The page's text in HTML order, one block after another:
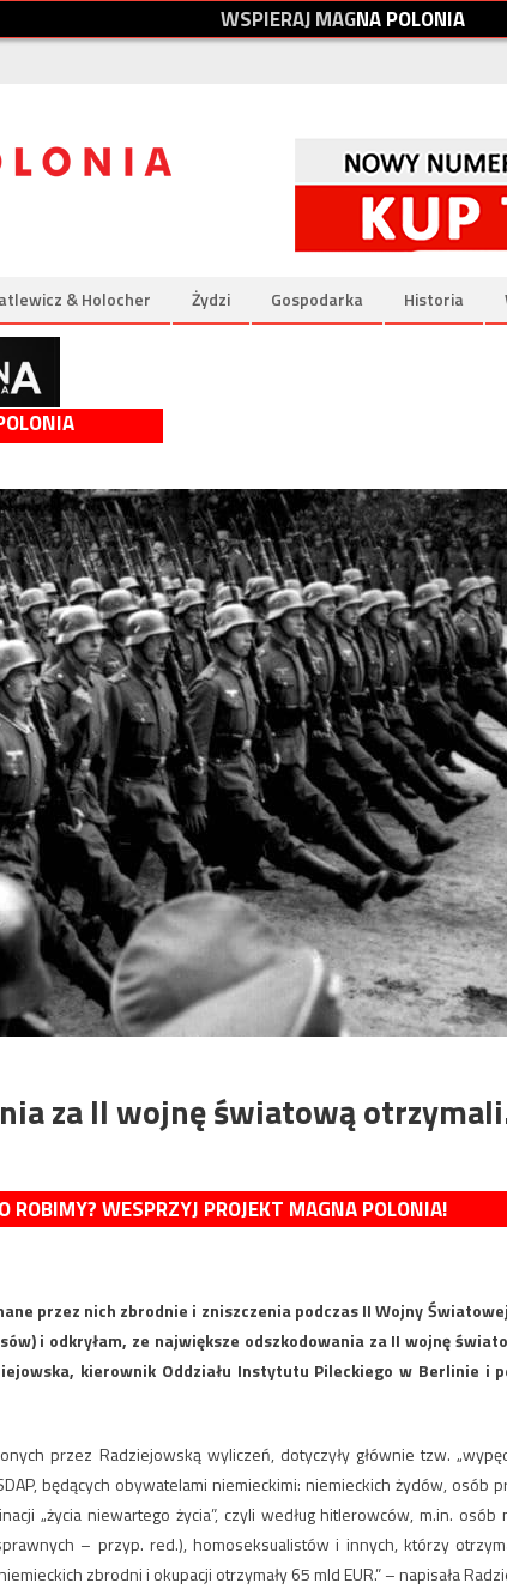
WSPIERAJMAGNAPOLONIA
& Holocher Żydzi Gospodarka Historia
za II wojnę światową
ROBIMY? WESPRZYJ PROJEKT MAGNA POLONIA!
przez nich zbrodnie i zniszczenia podczas II Wojny
i odkryłam, ze największe odszkodowania za II wojnę
kierownik Oddziału Instytutu Pileckiego w Berlinie i
przez Radziejowską wyliczeń, dotyczyły głównie tzw.
będących obywatelami niemieckimi: niemieckich żydów, osób
„życia niewartego życia”, czyli według hitlerowców, m.in. osób
– przyp. red.), homoseksualistów i innych, którzy
zbrodni i okupacji otrzymały 65 mld EUR.” – napisała